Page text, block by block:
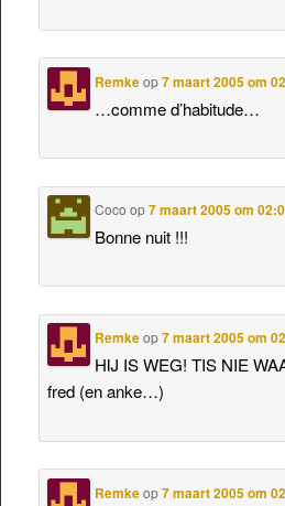
Remkeop7 maart 2005 om
…comme d’habitude…
Coco op7 maart 2005 om
Bonne nuit !!!
Remkeop7 maart 2005 om
HIJ IS WEG! TIS NIE
fred (en anke…)
Remkeop7 maart 2005 om